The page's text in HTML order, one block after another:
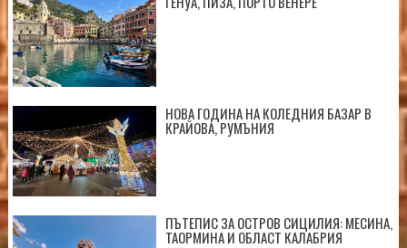
НОВА ГОДИНА НА КОЛЕДНИЯ БАЗАР В
КРАЙОВА, РУМЪНИЯ
ПЪТЕПИС ЗА ОСТРОВ СИЦИЛИЯ: МЕСИНА,
ТАОРМИНА И ОБЛАСТ КАЛАБРИЯ